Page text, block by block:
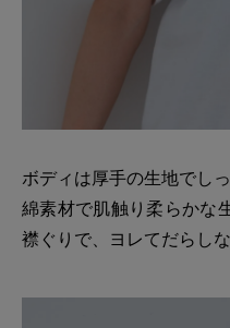
ボディは厚手の生地でし
綿素材で肌触り柔らかな
襟ぐりで、ヨレてだらし